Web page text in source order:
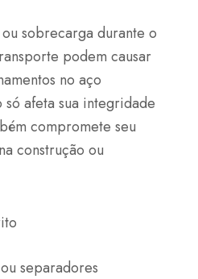
sobrecarga durante o
podem causar
no aço
só afeta sua integridade
compromete seu
construção ou
separadores